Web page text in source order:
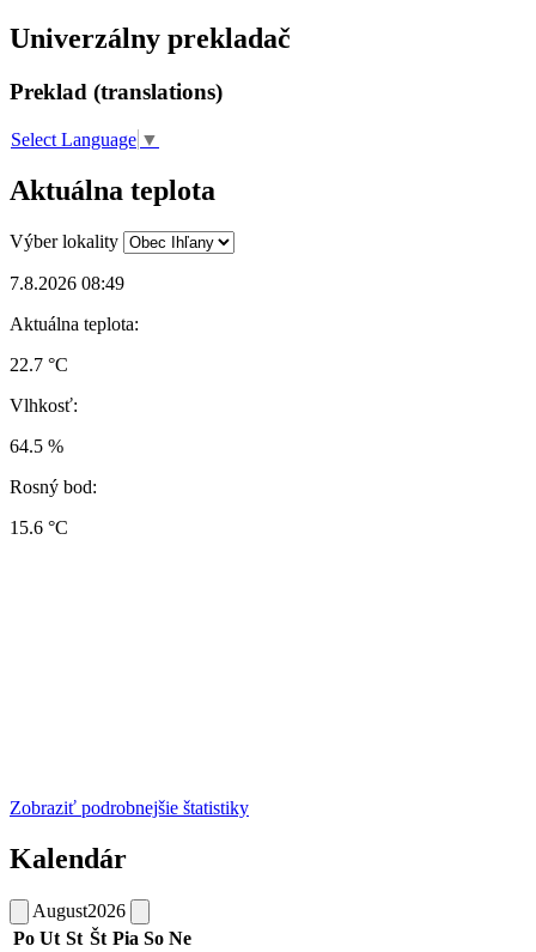
Univerzálny prekladač
Preklad (translations)
Select Language ▼
Aktuálna teplota
Výber lokality
7.8.2026 08:49
Aktuálna teplota:
22.7 °C
Vlhkosť:
64.5 %
Rosný bod:
15.6 °C
Zobraziť podrobnejšie štatistiky
Kalendár
August2026
Po Ut St Št Pia So Ne